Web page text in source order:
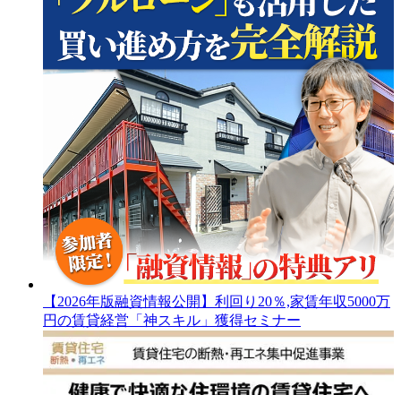
【2026年版融資情報公開】利回り20％,家賃年収5000万
円の賃貸経営「神スキル」獲得セミナー